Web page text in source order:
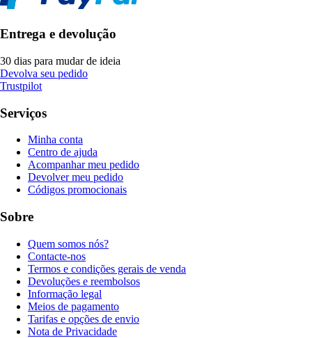
Entrega e devolução
30 dias para mudar de ideia
Devolva seu pedido
Trustpilot
Serviços
Minha conta
Centro de ajuda
Acompanhar meu pedido
Devolver meu pedido
Códigos promocionais
Sobre
Quem somos nós?
Contacte-nos
Termos e condições gerais de venda
Devoluções e reembolsos
Informação legal
Meios de pagamento
Tarifas e opções de envio
Nota de Privacidade